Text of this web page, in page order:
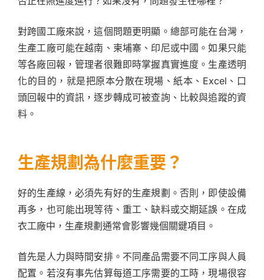
對跨國工廠來說，這個問題更明顯。總部可能在台灣，
生產工廠可能在越南、柬埔寨、印尼或中國。如果只能
等各廠回報，管理者很難即時掌握真實進度。生產透明
化的目的，就是把原本分散在現場、紙本、Excel、口
頭回報中的資訊，逐步轉成可被查詢、比較與追蹤的資
料。
生產規劃為什麼重要？
好的生產線，必須先有好的生產規劃。否則，即使設備
再多，也可能出現等待、重工、缺料或交期延誤。在成
衣工廠中，生產規劃通常會影響幾個關鍵項目。
首先是人力與時間安排。不同產品需要不同工序與人員
配置。若沒有事先估算每道工序需要的工時，現場很容